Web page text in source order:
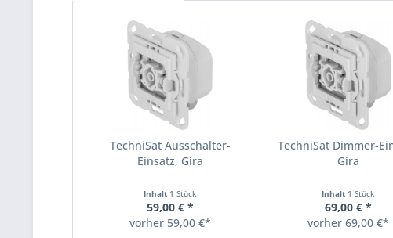
TechniSat Ausschalter-
Einsatz, Gira
Inhalt 1 Stück
59,00 € *
vorher 59,00 €*
TechniSat Dimmer-
Gira
Inhalt 1 Stück
69,00 € *
vorher 69,00 €*